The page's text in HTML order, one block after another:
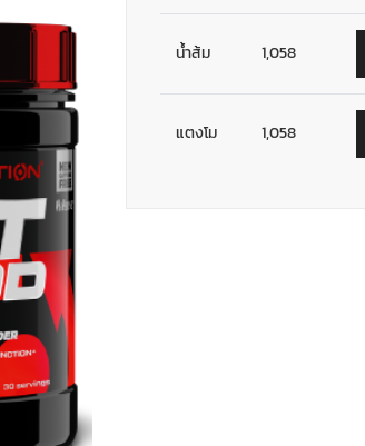
น้ำส้ม 1,058
แตงโม 1,058